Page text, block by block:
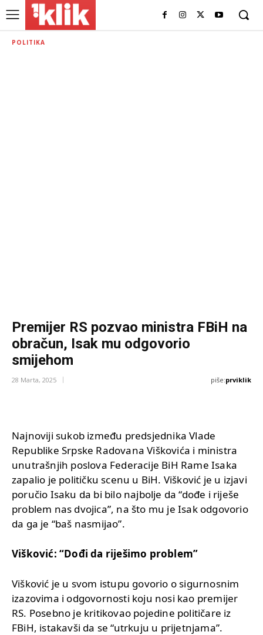
POLITIKA
Premijer RS pozvao ministra FBiH na
obračun, Isak mu odgovorio
smijehom
28 Marta, 2025 piše:prviklik
Najnoviji sukob između predsjednika Vlade
Republike Srpske Radovana Viškovića i ministra
unutrašnjih poslova Federacije BiH Rame Isaka
zapalio je političku scenu u BiH. Višković je u izjavi
poručio Isaku da bi bilo najbolje da “dođe i riješe
problem nas dvojica”, na što mu je Isak odgovorio
da ga je “baš nasmijao”.
Višković: “Dođi da riješimo problem”
Višković je u svom istupu govorio o sigurnosnim
izazovima i odgovornosti koju nosi kao premijer
RS. Posebno je kritikovao pojedine političare iz
FBiH, istakavši da se “utrkuju u prijetnjama”.